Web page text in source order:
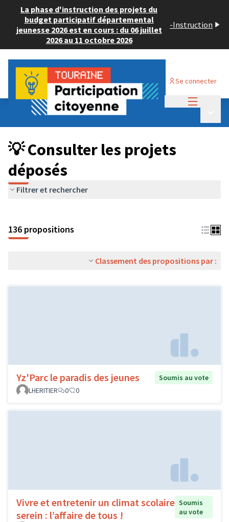
La phase d'instruction des projets du
budget participatif départemental
jeunesse 2026 est en cours : du 06 juillet
2026 au 11 octobre 2026
-Instruction
Se connecter
Budget Participatif JEUNESSE 2024
💡 Consulter les projets déposés
💡 Consulter les projets
déposés
Filtrer et rechercher
136 propositions
Classement des propositions par :
Yz'Parc le paradis des jeunes
Soumis au vote
LHERITIER
0 0
Vivre et entretenir un climat scolaire
serein : l’affaire de tous !
Soumis
au vote